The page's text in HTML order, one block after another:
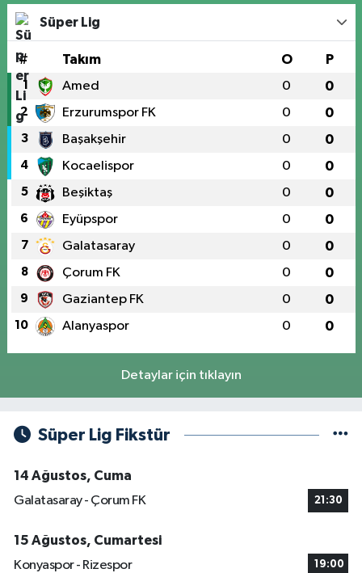
Süper Lig
# Takım O P
1 Amed 0 0
2 Erzurumspor FK 0 0
3 Başakşehir 0 0
4 Kocaelispor 0 0
5 Beşiktaş 0 0
6 Eyüpspor 0 0
7 Galatasaray 0 0
8 Çorum FK 0 0
9 Gaziantep FK 0 0
10 Alanyaspor 0 0
Detaylar için tıklayın
Süper Lig Fikstür
14 Ağustos, Cuma
Galatasaray - Çorum FK
21:30
15 Ağustos, Cumartesi
Konyaspor - Rizespor
19:00